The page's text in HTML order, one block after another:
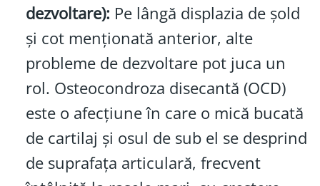
dezvoltare): Pe lângă displazia de șold
și cot menționată anterior, alte
probleme de dezvoltare pot juca un
rol. Osteocondroza disecantă (OCD)
este o afecțiune în care o mică bucată
de cartilaj și osul de sub el se desprind
de suprafața articulară, frecvent